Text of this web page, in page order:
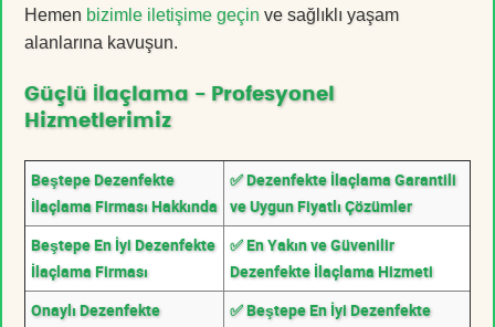
Hemen bizimle iletişime geçin ve sağlıklı yaşam
alanlarına kavuşun.
Güçlü İlaçlama - Profesyonel
Hizmetlerimiz
Beştepe Dezenfekte
İlaçlama Firması Hakkında
✅ Dezenfekte İlaçlama Garantili
ve Uygun Fiyatlı Çözümler
Beştepe En İyi Dezenfekte
İlaçlama Firması
✅ En Yakın ve Güvenilir
Dezenfekte İlaçlama Hizmeti
Onaylı Dezenfekte
✅ Beştepe En İyi Dezenfekte